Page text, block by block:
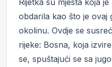
obdarila kao što je ovaj
okolinu. Ovdje se
rijeke: Bosna, koja
se, spuštajući se sa